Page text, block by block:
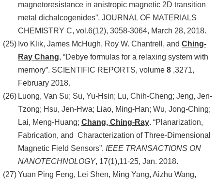
magnetoresistance in anistropic magnetic 2D transition
metal dichalcogenides”, JOURNAL OF MATERIALS
CHEMISTRY C, vol.6(12), 3058-3064, March 28, 2018.
Ivo Klik, James McHugh, Roy W. Chantrell, and Ching-
Ray Chang, “Debye formulas for a relaxing system with
memory”. SCIENTIFIC REPORTS, volume 8 ,3271,
February 2018.
Luong, Van Su; Su, Yu-Hsin; Lu, Chih-Cheng; Jeng, Jen-
Tzong; Hsu, Jen-Hwa; Liao, Ming-Han; Wu, Jong-Ching;
Lai, Meng-Huang; Chang, Ching-Ray. “Planarization,
Fabrication, and Characterization of Three-Dimensional
Magnetic Field Sensors”. IEEE TRANSACTIONS ON
NANOTECHNOLOGY, 17(1),11-25, Jan. 2018.
Yuan Ping Feng, Lei Shen, Ming Yang, Aizhu Wang,